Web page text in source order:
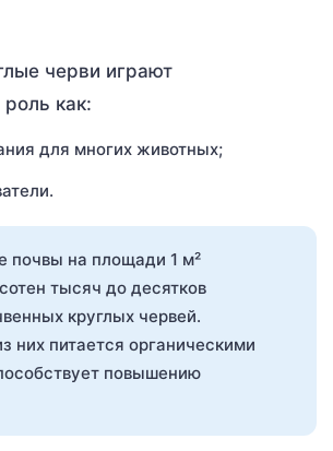
черви играют
как:
для многих животных;
почвы на площади 1 м²
тысяч до десятков
круглых червей.
них питается органическими
повышению